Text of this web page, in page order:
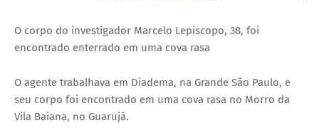
O corpo do investigador Marcelo Lepiscopo, 38, foi
encontrado enterrado em uma cova rasa
O agente trabalhava em Diadema, na Grande São Paulo, e
seu corpo foi encontrado em uma cova rasa no Morro da
Vila Baiana, no Guarujá.